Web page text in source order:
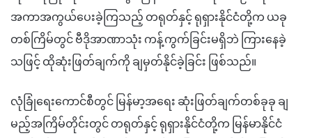
အကာအကွယ်ပေးခဲ့ကြသည့် တရုတ်နှင့် ရုရှားနိုင်ငံတို့က ယခု
တစ်ကြိမ်တွင် ဗီဒိုအာဏာသုံး ကန့်ကွက်ခြင်းမရှိဘဲ ကြားနေခဲ့
သဖြင့် ထိုဆုံးဖြတ်ချက်ကို ချမှတ်နိုင်ခဲ့ခြင်း ဖြစ်သည်။
လုံခြုံရေးကောင်စီတွင် မြန်မာ့အရေး ဆုံးဖြတ်ချက်တစ်ခုခု ချ
မည့်အကြိမ်တိုင်းတွင် တရုတ်နှင့် ရုရှားနိုင်ငံတို့က မြန်မာနိုင်ငံ